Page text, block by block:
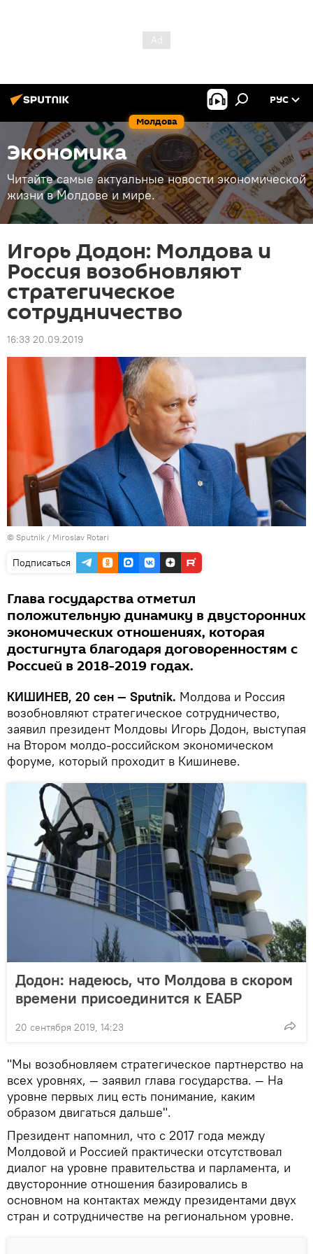
Молдова
РУС
Экономика
Читайте самые актуальные новости экономической
жизни в Молдове и мире.
Игорь Додон: Молдова и
Россия возобновляют
стратегическое
сотрудничество
16:33 20.09.2019
© Sputnik / Miroslav Rotari
Подписаться
Глава государства отметил
положительную динамику в двусторонних
экономических отношениях, которая
достигнута благодаря договоренностям с
Россией в 2018-2019 годах.
КИШИНЕВ, 20 сен — Sputnik. Молдова и Россия
возобновляют стратегическое сотрудничество,
заявил президент Молдовы Игорь Додон, выступая
на Втором молдо-российском экономическом
форуме, который проходит в Кишиневе.
Додон: надеюсь, что Молдова в скором
времени присоединится к ЕАБР
20 сентября 2019, 14:23
"Мы возобновляем стратегическое партнерство на
всех уровнях, — заявил глава государства. — На
уровне первых лиц есть понимание, каким
образом двигаться дальше".
Президент напомнил, что с 2017 года между
Молдовой и Россией практически отсутствовал
диалог на уровне правительства и парламента, и
двусторонние отношения базировались в
основном на контактах между президентами двух
стран и сотрудничестве на региональном уровне.